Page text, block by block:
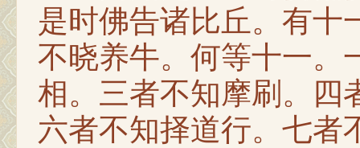
是时佛告诸比丘。有十
不晓养牛。何等十一。
相。三者不知摩刷。四
六者不知择道行。七者